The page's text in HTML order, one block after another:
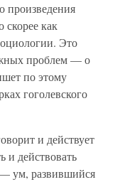
произведения
скорее как
Это
проблем — о
по этому
гоголевского
и действует
и действовать
ум, развившийся